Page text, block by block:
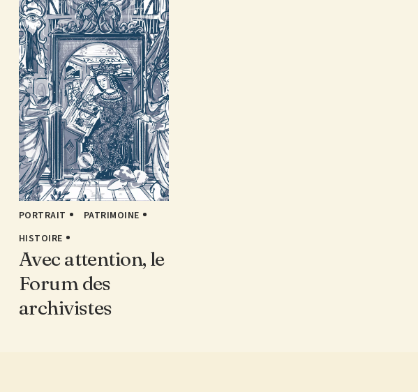
PORTRAIT
PATRIMOINE
HISTOIRE
Avec attention, le
Forum des
archivistes